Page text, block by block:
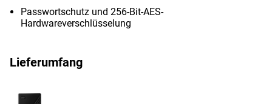
Passwortschutz und 256-Bit-AES-
Hardwareverschlüsselung
Lieferumfang